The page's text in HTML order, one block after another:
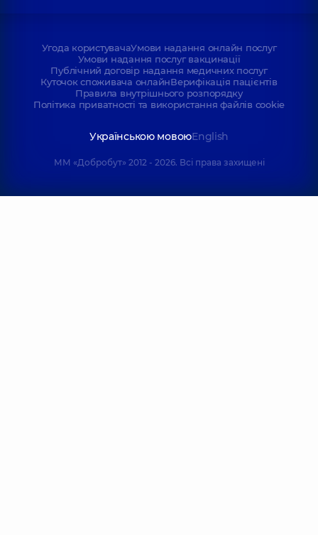
Угода користувачаУмови надання онлайн послуг
Умови надання послуг вакцинації
Публічний договір надання медичних послуг
Куточок споживача онлайнВерифікація пацієнтів
Правила внутрішнього розпорядку
Політика приватності та використання файлів cookie
Українською мовоюEnglish
ММ «Добробут» 2012 - 2026. Всі права захищені